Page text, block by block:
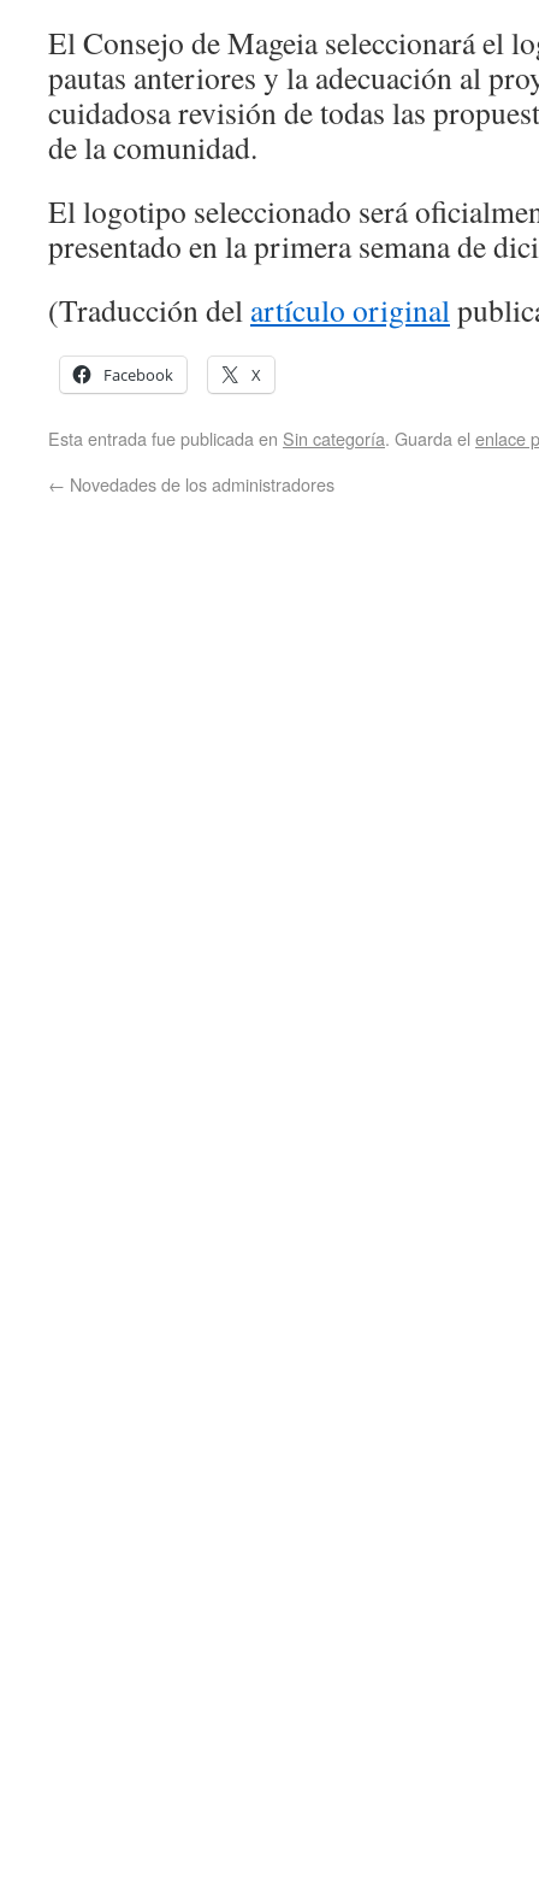
El Consejo de Mageia seleccionará el
pautas anteriores y la adecuación al
cuidadosa revisión de todas las
de la comunidad.
El logotipo seleccionado será
presentado en la primera semana de
(Traducción del artículo original
Facebook X
Esta entrada fue publicada en Sin categoría. Guarda el enlace
← Novedades de los administradores